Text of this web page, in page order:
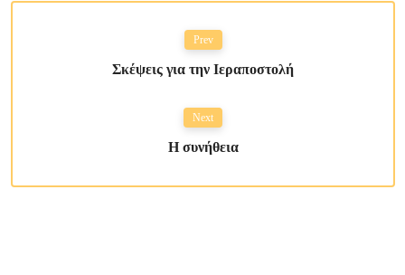
Prev
Σκέψεις για την Ιεραποστολή
Next
H συνήθεια